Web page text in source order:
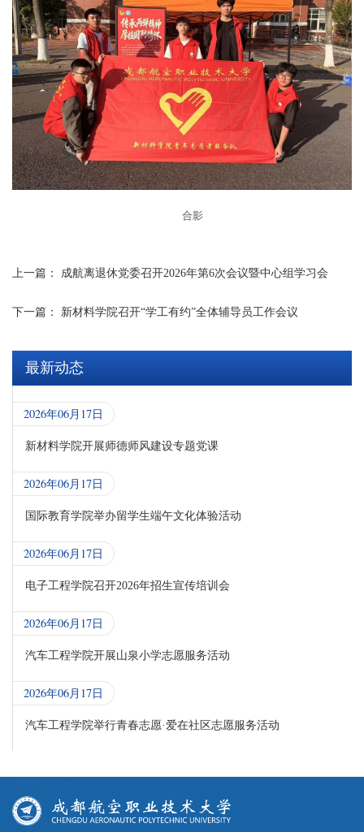
合影
上一篇： 成航离退休党委召开2026年第6次会议暨中心组学习会
下一篇： 新材料学院召开“学工有约”全体辅导员工作会议
最新动态
2026年06月17日
新材料学院开展师德师风建设专题党课
2026年06月17日
国际教育学院举办留学生端午文化体验活动
2026年06月17日
电子工程学院召开2026年招生宣传培训会
2026年06月17日
汽车工程学院开展山泉小学志愿服务活动
2026年06月17日
汽车工程学院举行青春志愿·爱在社区志愿服务活动